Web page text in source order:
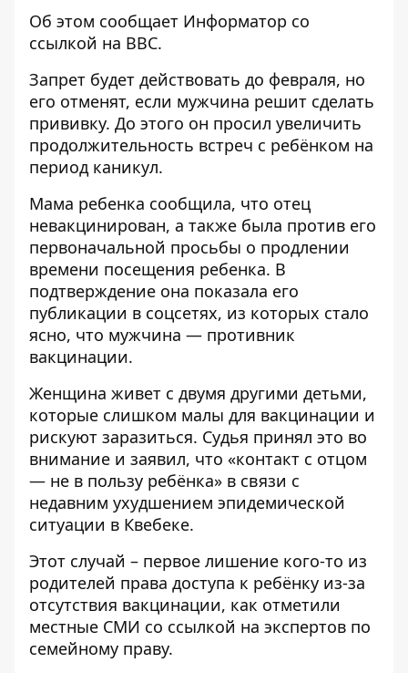
Об этом сообщает Информатор со
ссылкой на BBC.
Запрет будет действовать до февраля, но
его отменят, если мужчина решит сделать
прививку. До этого он просил увеличить
продолжительность встреч с ребёнком на
период каникул.
Мама ребенка сообщила, что отец
невакцинирован, а также была против его
первоначальной просьбы о продлении
времени посещения ребенка. В
подтверждение она показала его
публикации в соцсетях, из которых стало
ясно, что мужчина — противник
вакцинации.
Женщина живет с двумя другими детьми,
которые слишком малы для вакцинации и
рискуют заразиться. Судья принял это во
внимание и заявил, что «контакт с отцом
— не в пользу ребёнка» в связи с
недавним ухудшением эпидемической
ситуации в Квебеке.
Этот случай – первое лишение кого-то из
родителей права доступа к ребёнку из-за
отсутствия вакцинации, как отметили
местные СМИ со ссылкой на экспертов по
семейному праву.